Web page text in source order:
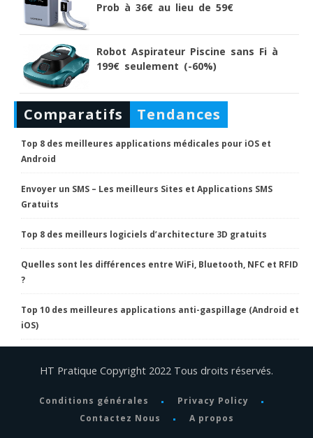
Prob à 36€ au lieu de 59€
Robot Aspirateur Piscine sans Fi à
199€ seulement (-60%)
Comparatifs Tendances
Top 8 des meilleures applications médicales pour iOS et
Android
Envoyer un SMS – Les meilleurs Sites et Applications SMS
Gratuits
Top 8 des meilleurs logiciels d’architecture 3D gratuits
Quelles sont les différences entre WiFi, Bluetooth, NFC et RFID
?
Top 10 des meilleures applications anti-gaspillage (Android et
iOS)
HT Pratique Copyright 2022 Tous droits réservés.
Conditions générales
Privacy Policy
Contactez Nous
A propos